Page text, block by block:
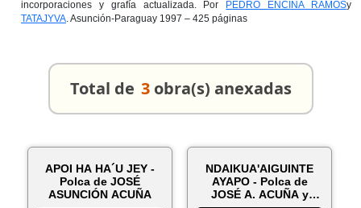
incorporaciones y grafía actualizada. Por
PEDRO ENCINA RAMOSy
TATAJYVA. Asunción-Paraguay 1997 – 425 páginas
Total de 3 obra(s) anexadas
APOI HA HA´U JEY -
Polca de JOSÉ
ASUNCIÓN ACUÑA
NDAIKUA'AIGUINTE
AYAPO - Polca de
JOSÉ A. ACUÑA y